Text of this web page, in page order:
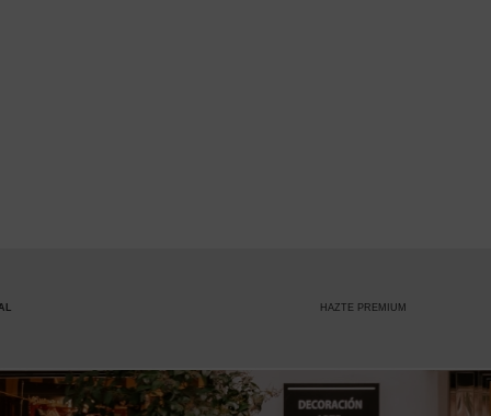
HAZTE PREMIUM